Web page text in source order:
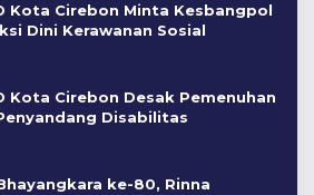
Kota Cirebon Minta Kesbangpol
Dini Kerawanan Sosial
Kota Cirebon Desak Pemenuhan
Disabilitas
ke-80, Rinna